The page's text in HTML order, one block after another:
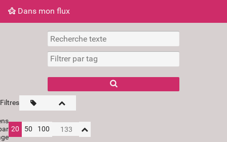
Dans mon flux
Dans mon flux Nuage de tags Mur d'images
Filtres
20 50 100